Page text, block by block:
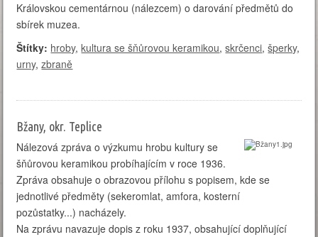
Královskou cementárnou (nálezcem) o darování předmětů do
sbírek muzea.
Štítky: hroby,kultura se šňůrovou keramikou,skrčenci,šperky,
urny,zbraně
Bžany, okr. Teplice
Nálezová zpráva o výzkumu hrobu kultury se
šňůrovou keramikou probíhajícím v roce 1936.
Zpráva obsahuje o obrazovou přílohu s popisem, kde se
jednotlivé předměty (sekeromlat, amfora, kosterní
pozůstatky...) nacházely.
Na zprávu navazuje dopis z roku 1937, obsahující doplňující